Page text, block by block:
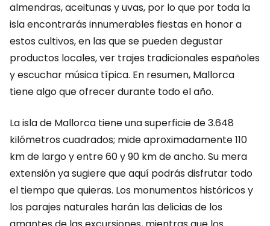
almendras, aceitunas y uvas, por lo que por toda la
isla encontrarás innumerables fiestas en honor a
estos cultivos, en las que se pueden degustar
productos locales, ver trajes tradicionales españoles
y escuchar música típica. En resumen, Mallorca
tiene algo que ofrecer durante todo el año.
La isla de Mallorca tiene una superficie de 3.648
kilómetros cuadrados; mide aproximadamente 110
km de largo y entre 60 y 90 km de ancho. Su mera
extensión ya sugiere que aquí podrás disfrutar todo
el tiempo que quieras. Los monumentos históricos y
los parajes naturales harán las delicias de los